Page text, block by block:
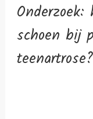
schoen bij
teenartrose?